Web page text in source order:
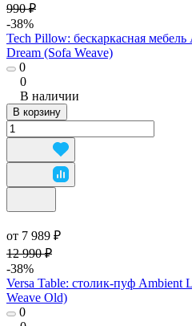
990 ₽
-38%
Tech Pillow: бескаркасная
Dream (Sofa Weave)
0
0
В наличии
В корзину
от 7 989 ₽
12 990 ₽
-38%
Versa Table: столик-пуф Ambient
Weave Old)
0